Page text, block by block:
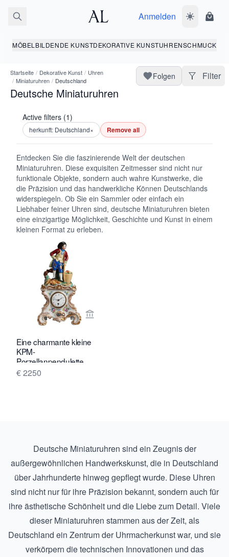
Anmelden
MÖBEL BILDENDE KUNSTDEKORATIVE KUNSTUHRENSCHMUCK
Startseite / Dekorative Kunst / Uhren
/ Miniaturuhren / Deutschland
Deutsche Miniaturuhren
Folgen Filter
Active filters (1)
herkunft: Deutschland× Remove all
Entdecken Sie die faszinierende Welt der deutschen
Miniaturuhren. Diese exquisiten Zeitmesser sind nicht nur
funktionale Objekte, sondern auch wahre Kunstwerke, die
die Präzision und das handwerkliche Können Deutschlands
widerspiegeln. Ob Sie ein Sammler oder einfach ein
Liebhaber feiner Uhren sind, deutsche Miniaturuhren bieten
eine einzigartige Möglichkeit, Geschichte und Kunst in einem
kleinen Format zu erleben.
Verkaeuferseite von Toebosch
Eine charmante kleine
KPM-
Porzellanpendulette,
etwa 1850.
€ 2250
Deutsche Miniaturuhren sind ein Zeugnis der
außergewöhnlichen Handwerkskunst, die in Deutschland
über Jahrhunderte hinweg gepflegt wurde. Diese Uhren
sind nicht nur für ihre Präzision bekannt, sondern auch für
ihre ästhetische Schönheit und die Liebe zum Detail. Viele
dieser Miniaturuhren stammen aus der Zeit, als
Deutschland ein Zentrum der Uhrmacherkunst war, und sie
verkörpern die technischen Innovationen und das